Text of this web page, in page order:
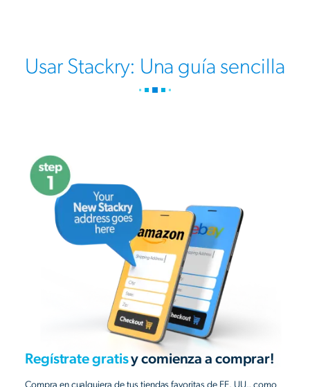
Usar Stackry: Una guía sencilla
Regístrate gratisy comienza a comprar!
Compra en cualquiera de tus tiendas favoritas de EE. UU., como